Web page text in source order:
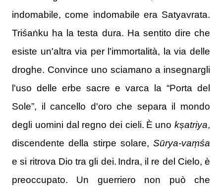
indomabile, come indomabile era Satyavrata.
Triśaṅku ha la testa dura. Ha sentito dire che
esiste un'altra via per l'immortalità, la via delle
droghe. Convince uno sciamano a insegnargli
l'uso delle erbe sacre e varca la “Porta del
Sole”, il cancello d'oro che separa il mondo
degli uomini dal regno dei cieli. È uno kṣatriya,
discendente della stirpe solare, Sūrya-vaṃśa
e si ritrova Dio tra gli dei. Indra, il re del Cielo, è
preoccupato.
Un guerriero non può che